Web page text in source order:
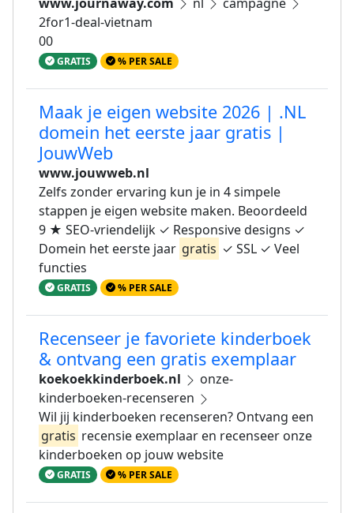
2for1-deal-vietnam
00
GRATIS % PER SALE
Maak je eigen website 2026 | .NL
domein het eerste jaar gratis |
JouwWeb
www.jouwweb.nl
Zelfs zonder ervaring kun je in 4 simpele
stappen je eigen website maken. Beoordeeld
9 ★ SEO-vriendelijk ✓ Responsive designs ✓
Domein het eerste jaar gratis ✓ SSL ✓ Veel
functies
GRATIS % PER SALE
Recenseer je favoriete kinderboek
& ontvang een gratis exemplaar
koekoekkinderboek.nl
onze-
kinderboeken-recenseren
Wil jij kinderboeken recenseren? Ontvang een
gratis recensie exemplaar en recenseer onze
kinderboeken op jouw website
GRATIS % PER SALE